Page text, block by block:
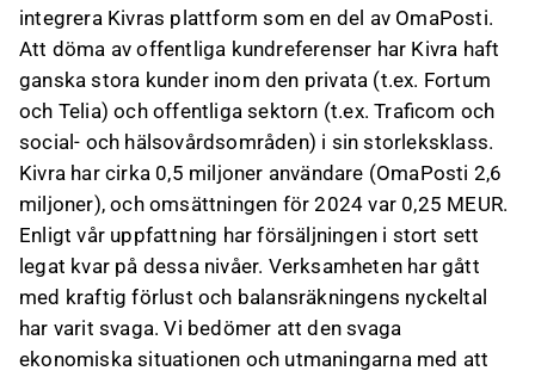
Detta innehåll är skapat av AI. Du kan lämna feedback
om det på Inderesforum.
integrera Kivras plattform som en del av OmaPosti.
Att döma av offentliga kundreferenser har Kivra haft
ganska stora kunder inom den privata (t.ex. Fortum
och Telia) och offentliga sektorn (t.ex. Traficom och
social- och hälsovårdsområden) i sin storleksklass.
Kivra har cirka 0,5 miljoner användare (OmaPosti 2,6
miljoner), och omsättningen för 2024 var 0,25 MEUR.
Enligt vår uppfattning har försäljningen i stort sett
legat kvar på dessa nivåer. Verksamheten har gått
med kraftig förlust och balansräkningens nyckeltal
har varit svaga. Vi bedömer att den svaga
ekonomiska situationen och utmaningarna med att